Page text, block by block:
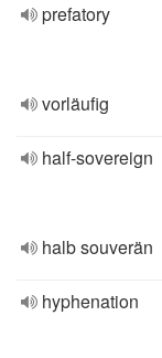
prefatory
vorläufig
half-sovereign
halb souverän
hyphenation